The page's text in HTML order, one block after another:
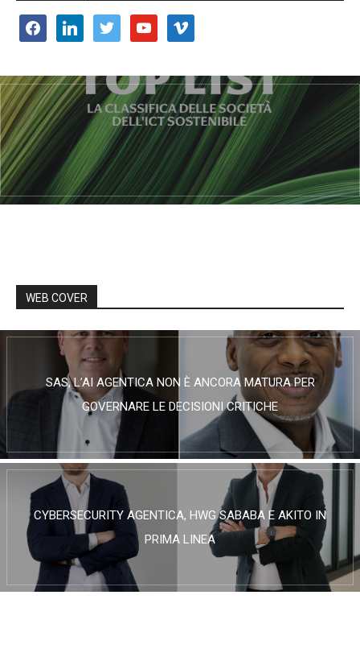
facebooklinkedin twitter youtube vimeo
WEB COVER
SAS, L’AI AGENTICA NON È ANCORA MATURA PER
GOVERNARE LE DECISIONI CRITICHE
CYBERSECURITY AGENTICA, HWG SABABA E AKITO IN
PRIMA LINEA